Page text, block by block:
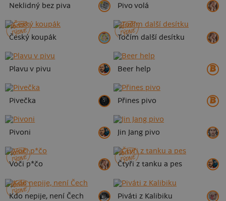
Neklidný bez piva Pivo volá
POTISK
TÝDNE
Český koupák
POTISK
TÝDNE
Točím další desítku
Plavu v pivu Beer help
Pivečka Přines pivo
Pivoni Jin Jang pivo
POTISK
TÝDNE
Voči p*čo
POTISK
TÝDNE
Čtyři z tanku a pes
POTISK
TÝDNE
Kdo nepije, není Čech Piváti z Kalibiku